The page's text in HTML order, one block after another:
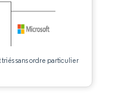
sans ordre particulier